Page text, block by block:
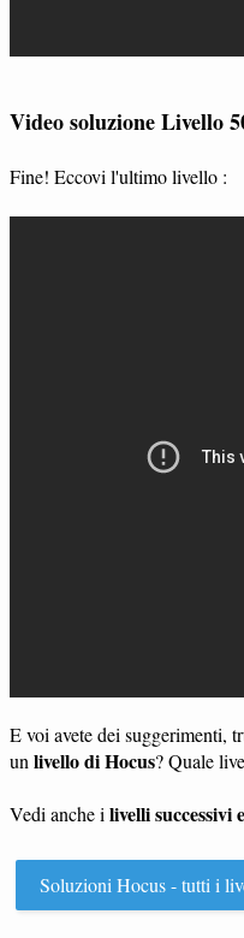
Video soluzione Livello
Fine! Eccovi l'ultimo livello :
E voi avete dei suggerimenti,
un livello di Hocus? Quale
Vedi anche i livelli successivi
Soluzioni Hocus - tutti i